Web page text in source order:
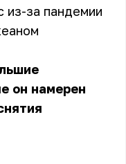
из-за пандемии
он намерен